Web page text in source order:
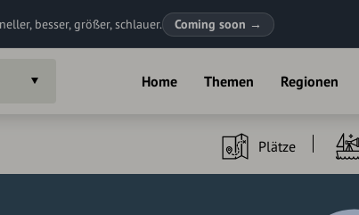
besser, größer, schlauer. Coming soon →
Home Themen Regionen
Plätze